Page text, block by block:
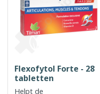
Flexofytol Forte - 28
tabletten
Helpt de